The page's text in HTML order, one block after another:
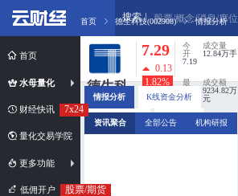
首页
水母量化
财经快讯 7x24
量化交易学院
更多功能
低佣开户 股票/期货
首页 德生科技(002908) 情报分析
搜索 股票/概念/消息/席位
德生科
技
002908
7.29
0.13
1.82%
今
开
7.19
成交量
12.84万手
最
7.29
成交额
9234.82万
元
7.00
换手率
0%
情报分析 K线资金分析
分时资金分析 新闻扫描
资讯聚合 全部公告 机构研报